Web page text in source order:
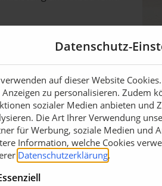
umweltschonende
Der
aggressiv aus den
optionalen
Groby light auch für den
Ankehren von Futter.
oder Ausbuchtungen
die mechanische
Datenschutz-
auf dieser Website
Anzeigen zu personalisieren. Zudem
sozialer Medien anbieten und
Die Art Ihrer Verwendung
für Werbung, soziale Medien und
Information, welche Cookies
Datenschutzerklärung.